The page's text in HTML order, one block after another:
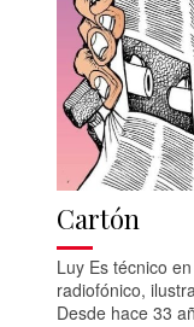
Cartón
Luy Es técnico
radiofónico,
Desde hace 33